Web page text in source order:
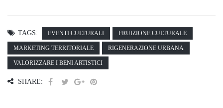
TAGS: EVENTI CULTURALI FRUIZIONE CULTURALE
MARKETING TERRITORIALE RIGENERAZIONE URBANA
VALORIZZARE I BENI ARTISTICI
SHARE: